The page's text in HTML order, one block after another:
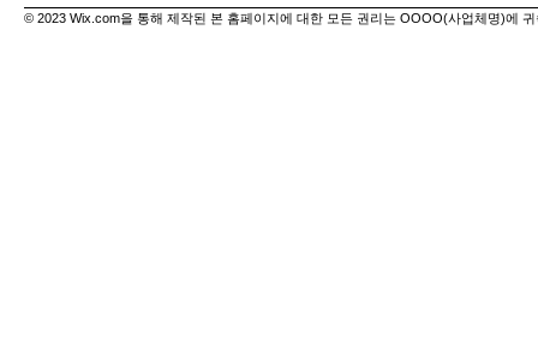
© 2023 Wix.com을 통해 제작된 본 홈페이지에 대한 모든 권리는 OOOO(사업체명)에